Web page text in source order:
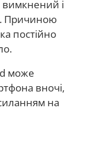
вимкнений і
Причиною
постійно
може
вночі,
на